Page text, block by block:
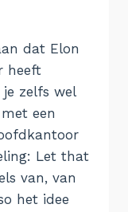
dat Elon
heeft
je zelfs wel
een
Let that
van, van
het idee